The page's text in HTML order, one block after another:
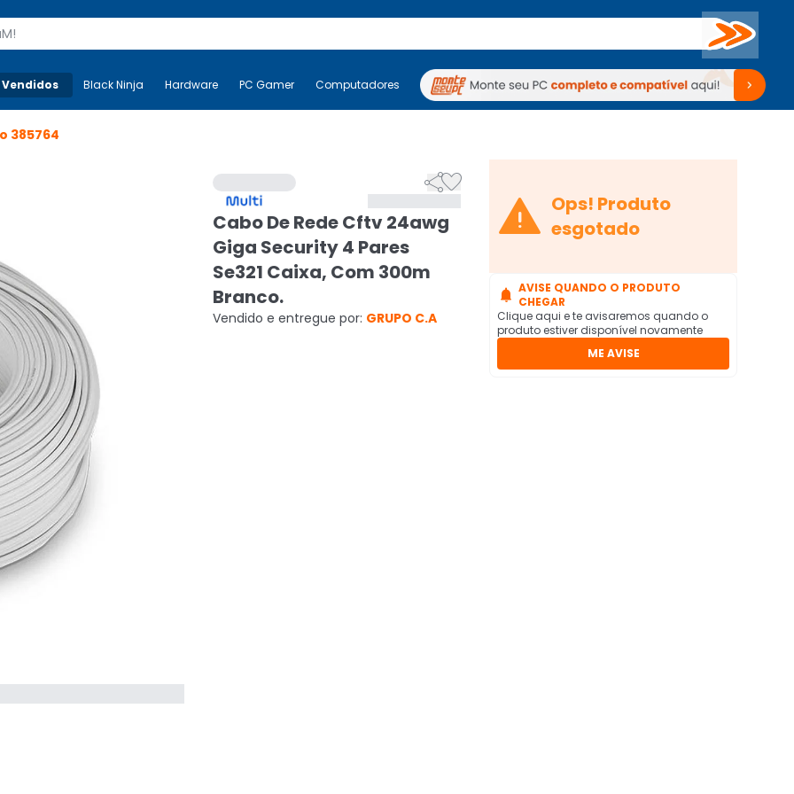
Buscar
Mais-v- Black Ninja Hardware PC Gamer Computadores Periféricos TV Venda no KaBuM!
Black Ninja Hardware PC Gamer Computadores Periféricos TV Venda no KaBuM!
385764

Cabo De Rede Cftv 24awg
Giga Security 4 Pares
Se321 Caixa, Com 300m
Branco.
Vendido e entregue por: GRUPO C.A
 Ops! Produto
esgotado
 AVISE QUANDO O PRODUTO
CHEGAR
Clique aqui e te avisaremos quando o
produto estiver disponível novamente
ME AVISE